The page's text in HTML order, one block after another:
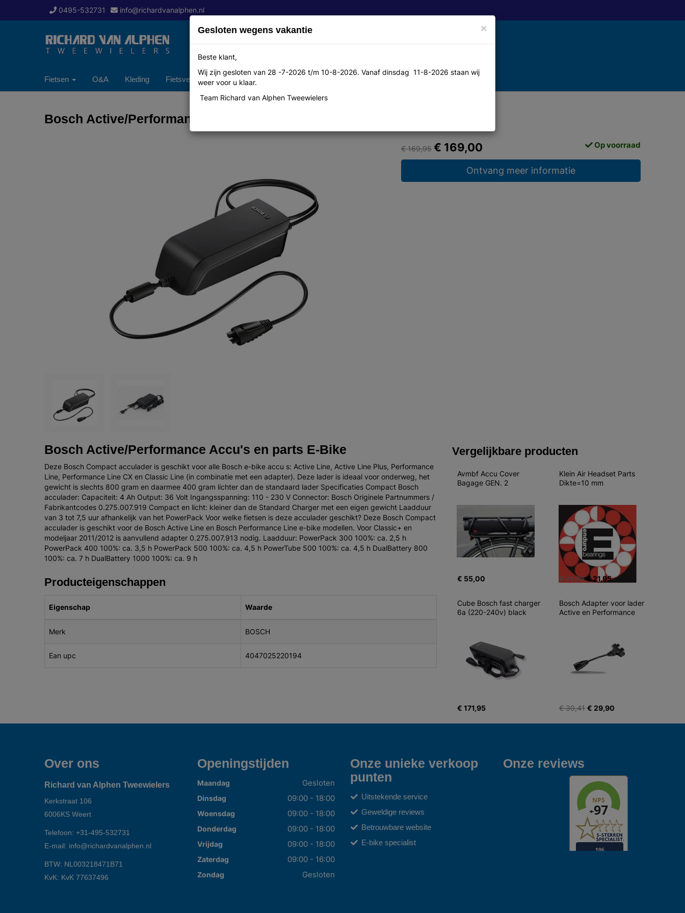
0495-532731 info@richardvanalphen.nl
Fietsen O&A Kleding Fietsverzekering Over ons Contact
Bosch Active/Performance Accu's en parts E-Bike
€ 169,95 € 169,00 Op voorraad
Ontvang meer informatie
Bosch Active/Performance Accu's en parts E-Bike
Deze Bosch Compact acculader is geschikt voor alle Bosch e-bike accu s: Active Line, Active Line Plus, Performance
Line, Performance Line CX en Classic Line (in combinatie met een adapter). Deze lader is ideaal voor onderweg, het
gewicht is slechts 800 gram en daarmee 400 gram lichter dan de standaard lader Specificaties Compact Bosch
acculader: Capaciteit: 4 Ah Output: 36 Volt Ingangsspanning: 110 - 230 V Connector: Bosch Originele Partnummers /
Fabrikantcodes 0.275.007.919 Compact en licht: kleiner dan de Standard Charger met een eigen gewicht Laadduur
van 3 tot 7,5 uur afhankelijk van het PowerPack Voor welke fietsen is deze acculader geschikt? Deze Bosch Compact
acculader is geschikt voor de Bosch Active Line en Bosch Performance Line e-bike modellen. Voor Classic+ en
modeljaar 2011/2012 is aanvullend adapter 0.275.007.913 nodig. Laadduur: PowerPack 300 100%: ca. 2,5 h
PowerPack 400 100%: ca. 3,5 h PowerPack 500 100%: ca. 4,5 h PowerTube 500 100%: ca. 4,5 h DualBattery 800
100%: ca. 7 h DualBattery 1000 100%: ca. 9 h
Producteigenschappen
Eigenschap Waarde
Merk BOSCH
Ean upc 4047025220194
Vergelijkbare producten
Avmbf Accu Cover
Bagage GEN. 2
€ 55,00
Klein Air Headset Parts
Dikte=10 mm
€ 21,99 € 21,95
Cube Bosch fast charger
6a (220-240v) black
€ 171,95
Bosch Adapter voor lader
Active en Performance
€ 30,41 € 29,90
Over ons
Richard van Alphen Tweewielers
Kerkstraat 106
6006KS Weert
Telefoon: +31-495-532731
E-mail: info@richardvanalphen.nl
BTW: NL003218471B71
KvK: KvK 77637496
Openingstijden
Maandag Gesloten
Dinsdag 09:00 - 18:00
Woensdag 09:00 - 18:00
Donderdag 09:00 - 18:00
Vrijdag 09:00 - 18:00
Zaterdag 09:00 - 16:00
Zondag Gesloten
Onze unieke verkoop
punten
Uitstekende service
Geweldige reviews
Betrouwbare website
E-bike specialist
Onze reviews
×
Gesloten wegens vakantie
Beste klant,
Wij zijn gesloten van 28 -7-2026 t/m 10-8-2026. Vanaf dinsdag 11-8-2026 staan wij
weer voor u klaar.
Team Richard van Alphen Tweewielers